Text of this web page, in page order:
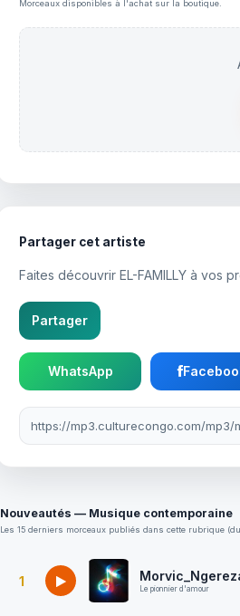
Morceaux disponibles à l'achat sur la boutique.
Partager cet artiste
Faites découvrir EL-FAMILLY à vos
Partager
WhatsApp
Lien à partager
Nouveautés — Musique contemporaine
Les 15 derniers morceaux publiés dans cette rubrique
1
Le pionnier d'amour